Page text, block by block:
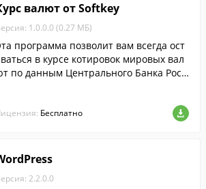
валют от Softkey
1.0.0.0 (0.27 МБ)
программа позволит вам всегда ост
в курсе котировок мировых вал
по данным Центрального Банка Росс
Бесплатно
2.2.0.0